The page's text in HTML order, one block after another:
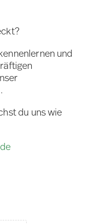
und
du uns wie